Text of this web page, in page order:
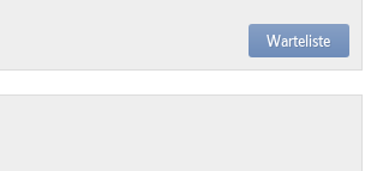
Warteliste